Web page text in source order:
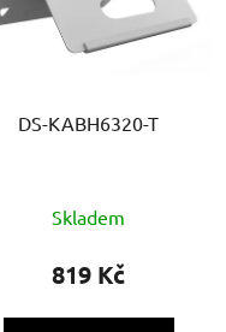
DS-KABH6320-T
Skladem
819 Kč